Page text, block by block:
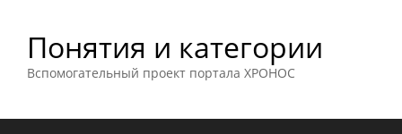
Понятия и категории
Вспомогательный проект портала ХРОНОС